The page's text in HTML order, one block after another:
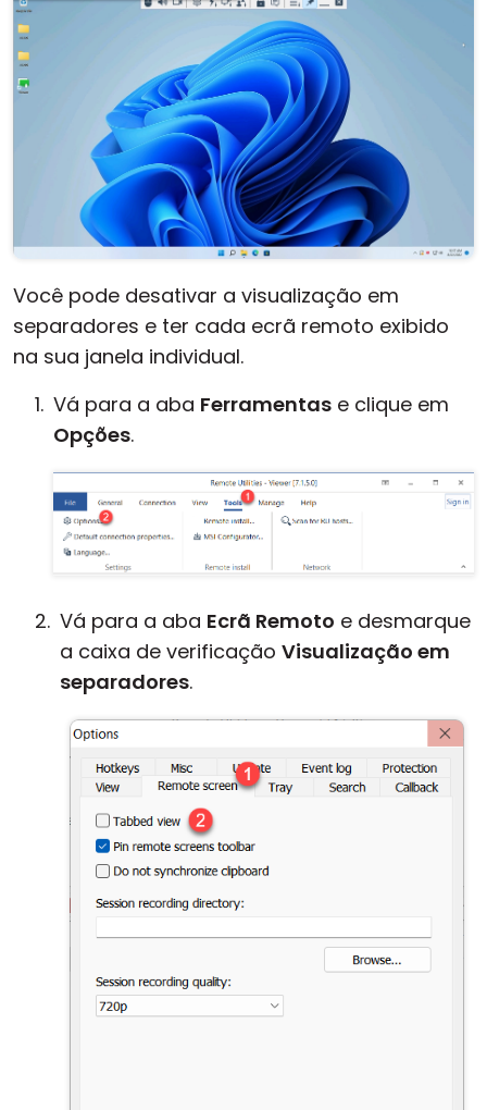
Você pode desativar a visualização em
separadores e ter cada ecrã remoto exibido
na sua janela individual.
Vá para a aba Ferramentas e clique em
Opções.
Vá para a aba Ecrã Remoto e desmarque
a caixa de verificação Visualização em
separadores.